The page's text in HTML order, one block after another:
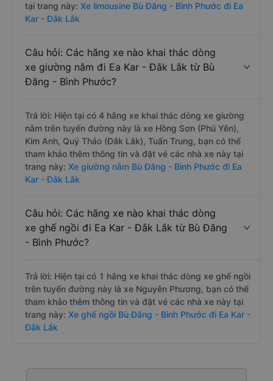
tại trang này: Xe limousine Bù Đăng - Bình Phước đi Ea
Kar - Đắk Lắk
Câu hỏi: Các hãng xe nào khai thác dòng
xe giường nằm đi Ea Kar - Đắk Lắk từ Bù
Đăng - Bình Phước?
Trả lời: Hiện tại có 4 hãng xe khai thác dòng xe giường
nằm trên tuyến đường này là xe Hồng Sơn (Phú Yên),
Kim Anh, Quý Thảo (Đắk Lắk), Tuấn Trung, bạn có thể
tham khảo thêm thông tin và đặt vé các nhà xe này tại
trang này: Xe giường nằm Bù Đăng - Bình Phước đi Ea
Kar - Đắk Lắk
Câu hỏi: Các hãng xe nào khai thác dòng
xe ghế ngồi đi Ea Kar - Đắk Lắk từ Bù Đăng
- Bình Phước?
Trả lời: Hiện tại có 1 hãng xe khai thác dòng xe ghế ngồi
trên tuyến đường này là xe Nguyên Phương, bạn có thể
tham khảo thêm thông tin và đặt vé các nhà xe này tại
trang này: Xe ghế ngồi Bù Đăng - Bình Phước đi Ea Kar -
Đắk Lắk